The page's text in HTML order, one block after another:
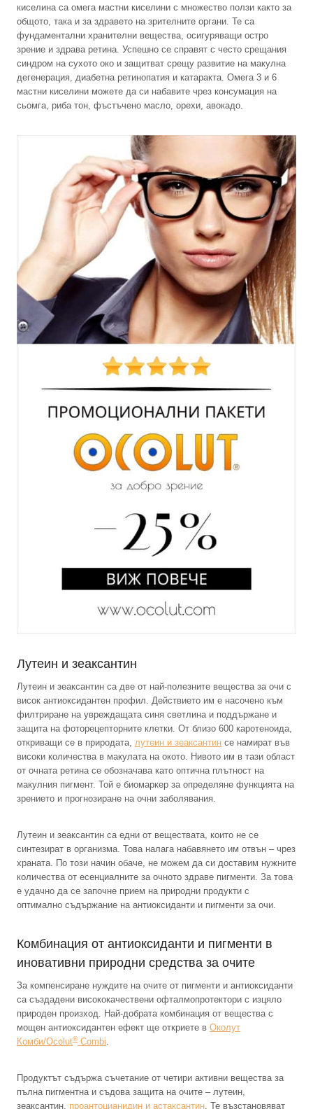
киселина са омега мастни киселини с множество ползи както за
общото, така и за здравето на зрителните органи. Те са
фундаментални хранителни вещества, осигуряващи остро
зрение и здрава ретина. Успешно се справят с често срещания
синдром на сухото око и защитват срещу развитие на макулна
дегенерация, диабетна ретинопатия и катаракта. Омега 3 и 6
мастни киселини можете да си набавите чрез консумация на
сьомга, риба тон, фъстъчено масло, орехи, авокадо.
Лутеин и зеаксантин
Лутеин и зеаксантин са две от най-полезните вещества за очи с
висок антиоксидантен профил. Действието им е насочено към
филтриране на увреждащата синя светлина и поддържане и
защита на фоторецепторните клетки. От близо 600 каротеноида,
откриващи се в природата, лутеин и зеаксантин се намират във
високи количества в макулата на окото. Нивото им в тази област
от очната ретина се обозначава като оптична плътност на
макулния пигмент. Той е биомаркер за определяне функцията на
зрението и прогнозиране на очни заболявания.
Лутеин и зеаксантин са едни от веществата, които не се
синтезират в организма. Това налага набавянето им отвън – чрез
храната. По този начин обаче, не можем да си доставим нужните
количества от есенциалните за очното здраве пигменти. За това
е удачно да се започне прием на природни продукти с
оптимално съдържание на антиоксиданти и пигменти за очи.
Комбинация от антиоксиданти и пигменти в
иновативни природни средства за очите
За компенсиране нуждите на очите от пигменти и антиоксиданти
са създадени висококачествени офталмопротектори с изцяло
природен произход. Най-добрата комбинация от вещества с
мощен антиоксидантен ефект ще откриете в Околут
Комби/Ocolut®Combi
Продуктът съдържа съчетание от четири активни вещества за
пълна пигментна и съдова защита на очите – лутеин,
зеаксантин, проантоцианидин и астаксантин . Те възстановяват